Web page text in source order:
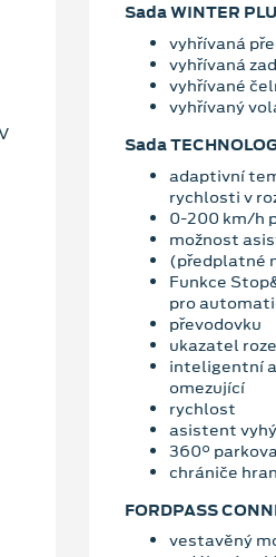
Sada WINTER
vyhřívaná
vyhřívaná
vyhřívané
vyhřívaný
Sada
adaptivní
rychlosti v
0-200 km/h
možnost
(předplatné
Funkce
pro
převodovku
ukazatel
inteligentní
omezující
rychlost
asistent
360°
chrániče
FORDPASS
vestavěný